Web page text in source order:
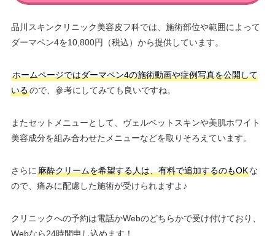
品川スキンクリニック美容皮フ科では、施術部位や範囲によって
ダーマペン4を10,800円（税込）から提供しています。
ホームページではダーマペン4の施術動画や症例写真を公開して
いるので、参考にしてみても良いですね。
またセットメニューとして、ヴェルベットスキンや美肌ホワイト
美容成分を組み合わせたメニューなどを取りそろえています。
さらに 麻酔クリームを希望する人は、有料で追加するのもOKな
ので、痛みに配慮した施術が受けられますよ♪
クリニックへの予約は電話かWebのどちらかで受け付けており、
Webなら24時間申し込めます！